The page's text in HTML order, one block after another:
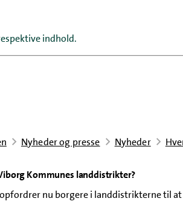
indhold.
Nyheder og presse Nyheder
Kommunes landdistrikter?
nu borgere i landdistrikterne til